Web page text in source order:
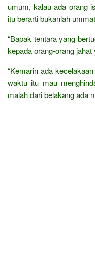
umum, kalau ada orang
itu berarti bukanlah
“Bapak tentara yang
kepada orang-orang
“Kemarin ada
waktu itu mau
malah dari belakang ada